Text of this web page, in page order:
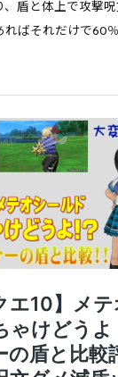
、盾と体上で攻撃
ればそれだけで60